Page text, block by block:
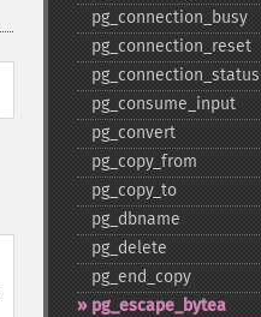
pg_​connection_​busy
pg_​connection_​reset
pg_​connection_​status
pg_​consume_​input
pg_​convert
pg_​copy_​from
pg_​copy_​to
pg_​dbname
pg_​delete
pg_​end_​copy
pg_​escape_​bytea